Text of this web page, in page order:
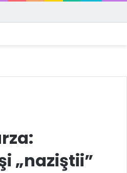
„naziştii”